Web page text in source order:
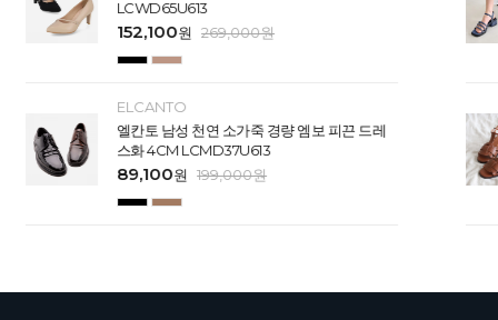
LCWD65U613
152,100원 269,000원
ELCANTO
엘칸토 남성 천연 소가죽 경량 엠보 피끈 드레
스화 4CM LCMD37U613
89,100원 199,000원